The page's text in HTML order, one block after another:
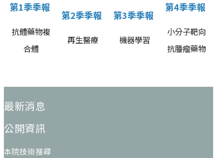
第1季季報
抗體藥物複
合體
第2季季報
再生醫療
第3季季報
機器學習
第4季季報
小分子靶向
抗腫瘤藥物
最新消息
公開資訊
本院技術搜尋